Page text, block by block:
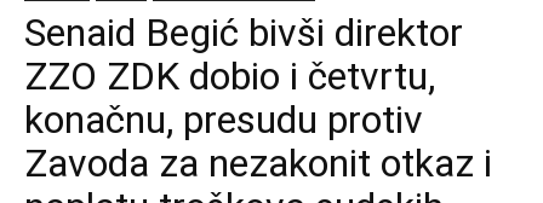
Senaid Begić bivši direktor
ZZO ZDK dobio i četvrtu,
konačnu, presudu protiv
Zavoda za nezakonit otkaz i